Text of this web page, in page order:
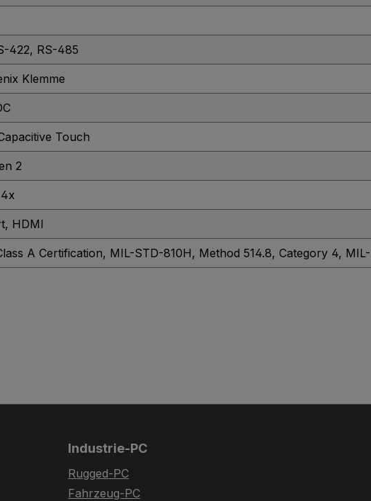
422, RS-485
Klemme
Touch
2
, HDMI
A Certification, MIL-STD-810H, Method 514.8, Category 4,
Industrie-PC
Rugged-PC
Fahrzeug-PC